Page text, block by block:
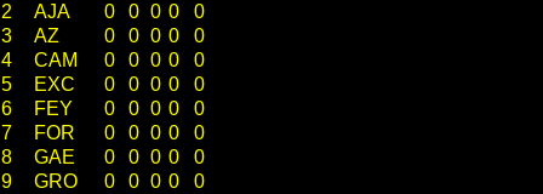
2
AJA 0 0 0 0
0
3
AZ 0 0 0 0
0
4
CAM 0 0 0 0
0
5
EXC 0 0 0 0
0
6
FEY 0 0 0 0
0
7
FOR 0 0 0 0
0
8
GAE 0 0 0 0
0
9
GRO 0 0 0 0
0